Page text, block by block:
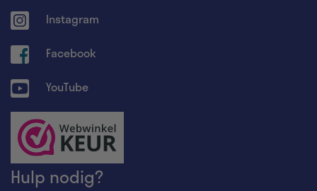
Instagram
Facebook
YouTube
Hulp nodig?